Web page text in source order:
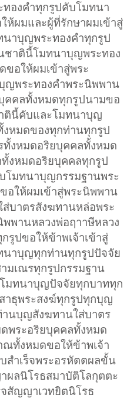
องคำทุกรูปคับโมทนา
ห้ผมและผู้ที่รักษาผมเข้าสู่
าบุญพระทองคำทุกรูป
ชาตินี้โมทนาบุญพระทอง
ขอให้ผมเข้าสู่พระ
พระทองคำพระนิพพาน
คคลทั้งหมดทุกรูปนามขอ
ตินี้คับและโมทนาบุญ
หมดของทุกท่านทุกรูป
ทั้งหมดอริยบุคคลทั้งหมด
งหมดอริยบุคคลทุกรูป
มทนาบุญกรรมฐานพระ
อให้ผมเข้าสู่พระนิพพาน
บาตรสังฆทานหล่อพระ
พานหลวงพ่อฤาาษีหลวง
รูปขอให้ข้าพเจ้าเข้าสู่
าบุญทุกท่านทุกรูปปัจจัย
มเณรทุกรูปกรรมฐาน
ทนาบุญปัจจัยทุกบาททุก
ธุพระสงฆ์ทุกรูปทุกบุญ
นบุญสังฆทานใส่บาตร
พระอริยบุคคลทั้งหมด
ทั้งหมดขอให้ข้าพเจ้า
สำเร็จพระอรหัตตผลขั้น
ผลนิโรธสมาบัติโลกุตตะ
สัญญาเวทยิตนิโรธ